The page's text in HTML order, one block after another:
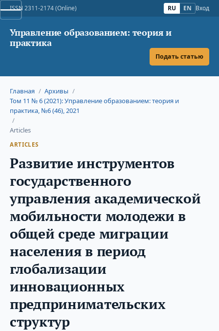
ISSN 2311-2174 (Online) RU EN Вход
Управление образованием: теория и
практика
Подать статью
Главная / Архивы /
Том 11 № 6 (2021): Управление образованием: теория и
практика, №6 (46), 2021
/
Articles
ARTICLES
Развитие инструментов
государственного
управления академической
мобильности молодежи в
общей среде миграции
населения в период
глобализации
инновационных
предпринимательских
структур